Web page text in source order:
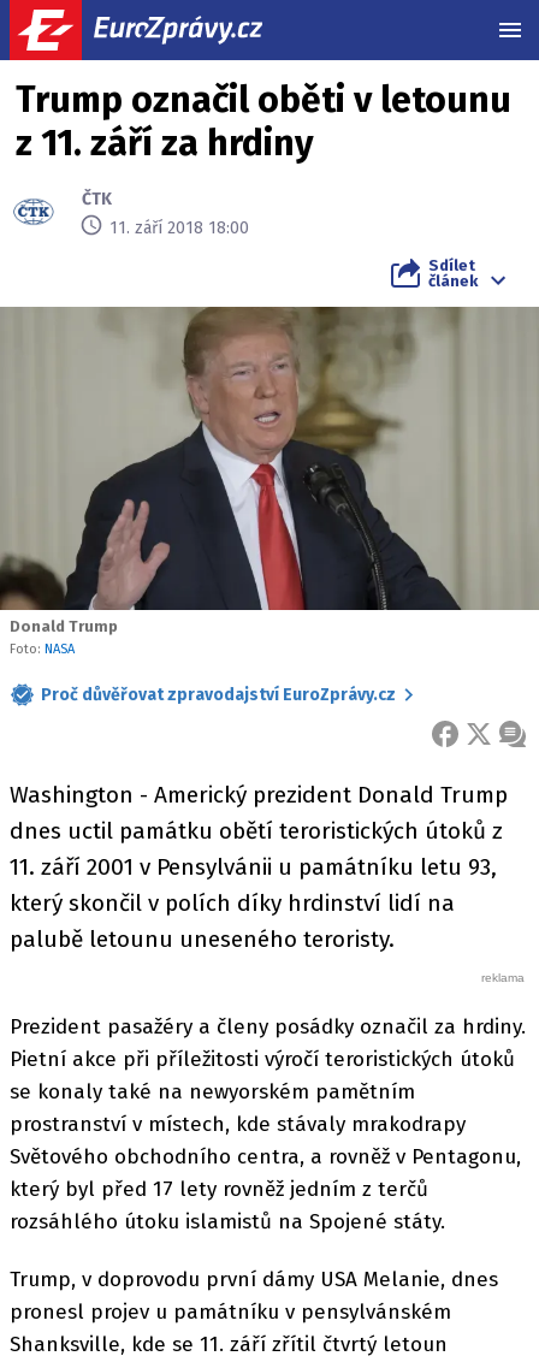
Trump označil oběti v letounu
z 11. září za hrdiny
ČTK
11. září 2018 18:00
Sdílet
článek
Donald Trump
Foto: NASA
Proč důvěřovat zpravodajství EuroZprávy.cz
FACEBOOK
X
Washington - Americký prezident Donald Trump
dnes uctil památku obětí teroristických útoků z
11. září 2001 v Pensylvánii u památníku letu 93,
který skončil v polích díky hrdinství lidí na
palubě letounu uneseného teroristy.
Prezident pasažéry a členy posádky označil za hrdiny.
Pietní akce při příležitosti výročí teroristických útoků
se konaly také na newyorském pamětním
prostranství v místech, kde stávaly mrakodrapy
Světového obchodního centra, a rovněž v Pentagonu,
který byl před 17 lety rovněž jedním z terčů
rozsáhlého útoku islamistů na Spojené státy.
Trump, v doprovodu první dámy USA Melanie, dnes
pronesl projev u památníku v pensylvánském
Shanksville, kde se 11. září zřítil čtvrtý letoun